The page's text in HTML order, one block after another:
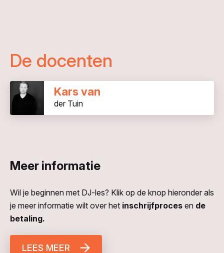
De docenten
Kars van
der Tuin
Meer informatie
Wil je beginnen met DJ-les? Klik op de knop hieronder als
je meer informatie wilt over het inschrijfproces en de
betaling.
LEES MEER